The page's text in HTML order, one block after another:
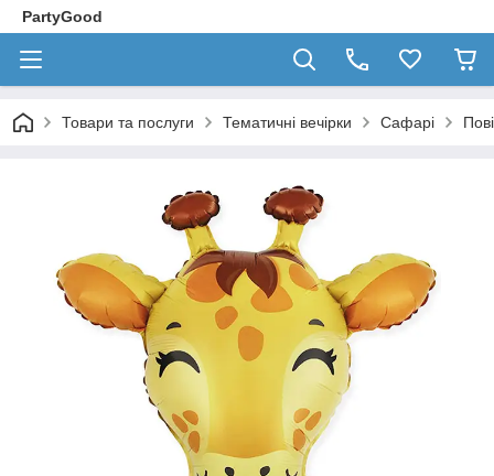
PartyGood
Товари та послуги Тематичні вечірки Сафарі